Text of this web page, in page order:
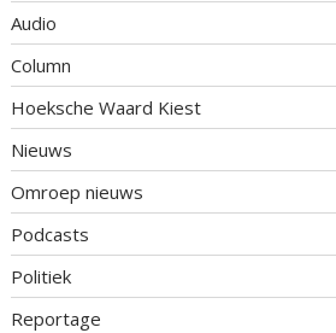
Audio
Column
Hoeksche Waard Kiest
Nieuws
Omroep nieuws
Podcasts
Politiek
Reportage